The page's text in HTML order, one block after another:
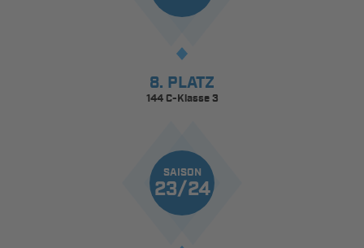
8. PLATZ
144 C-Klasse 3
SAISON
23/24